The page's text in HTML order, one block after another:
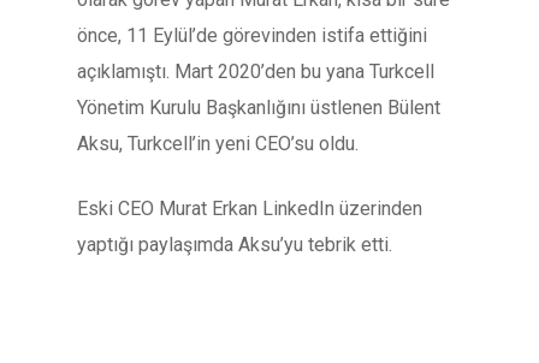
önce, 11 Eylül’de görevinden istifa ettiğini
açıklamıştı. Mart 2020’den bu yana Turkcell
Yönetim Kurulu Başkanlığını üstlenen Bülent
Aksu, Turkcell’in yeni CEO’su oldu.
Eski CEO Murat Erkan LinkedIn üzerinden
yaptığı paylaşımda Aksu’yu tebrik etti.